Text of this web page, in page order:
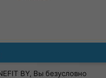
BY, Вы безусловно